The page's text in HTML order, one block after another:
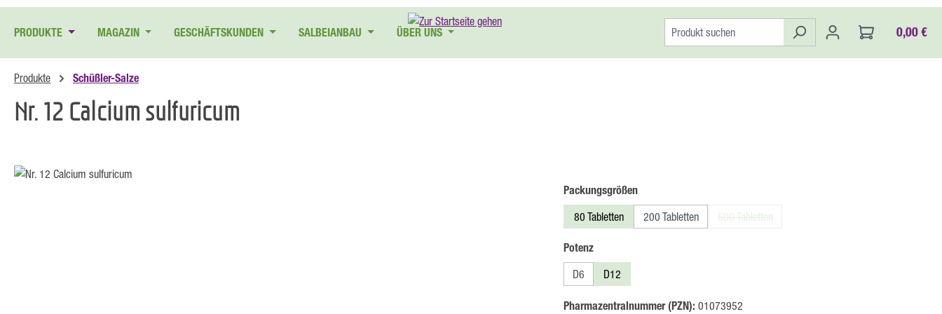
PRODUKTE
MAGAZIN GESCHÄFTSKUNDEN SALBEIANBAU ÜBER UNS 0,00 €
Produkte Schüßler-Salze
Nr. 12 Calcium sulfuricum
Bildergalerie überspringen
Packungsgrößenauswählen
80 Tabletten 200 Tabletten 500 Tabletten
(Diese Option ist zurzeit nicht verfügbar.)
Potenzauswählen
D6 D12
Pharmazentralnummer (PZN): 01073952